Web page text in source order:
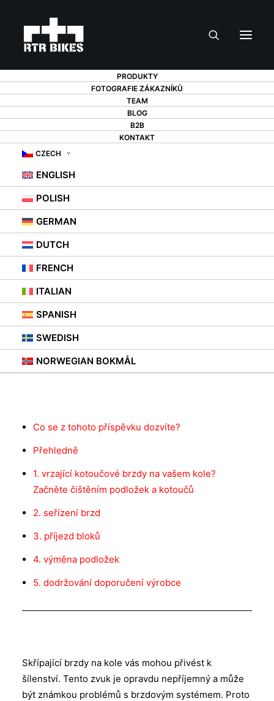
PRODUKTY
FOTOGRAFIE ZÁKAZNÍKŮ
TEAM
BLOG
B2B
KONTAKT
CZECH
ENGLISH
POLISH
GERMAN
DUTCH
FRENCH
ITALIAN
SPANISH
SWEDISH
NORWEGIAN BOKMÅL
5 ZPŮSOBŮ, JAK SE
ZBAVIT VRZAJÍCÍCH
KOTOUČOVÝCH
BRZD NA KOLE
Obsah
Co se z tohoto příspěvku dozvíte?
Přehledně
1. vrzající kotoučové brzdy na vašem kole?
Začněte čištěním podložek a kotoučů
2. seřízení brzd
3. příjezd bloků
4. výměna podložek
5. dodržování doporučení výrobce
Skřípající brzdy na kole vás mohou přivést k
šílenství. Tento zvuk je opravdu nepříjemný a může
být známkou problémů s brzdovým systémem. Proto